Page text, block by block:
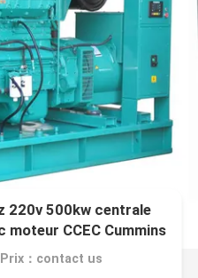
220v 500kw centrale
CCEC Cummins
Prix：contact us